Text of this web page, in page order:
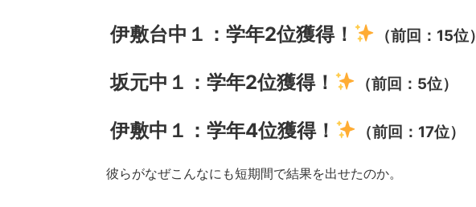
伊敷台中１：学年2位獲得！ （前回：15位）
坂元中１：学年2位獲得！ （前回：5位）
伊敷中１：学年4位獲得！ （前回：17位）
彼らがなぜこんなにも短期間で結果を出せたのか。